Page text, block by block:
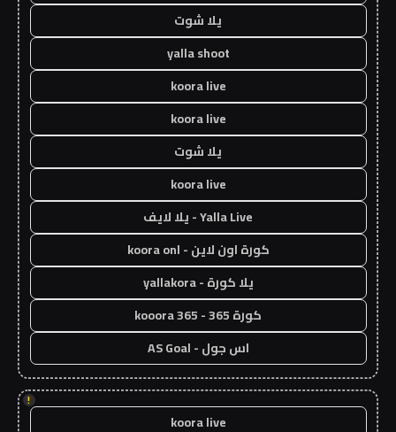
يلا شوت
yalla shoot
koora live
koora live
يلا شوت
koora live
Yalla Live - يلا لايف
كورة اون لاين - koora onl
يلا كورة - yallakora
كورة 365 - kooora 365
اس جول - AS Goal
!
koora live